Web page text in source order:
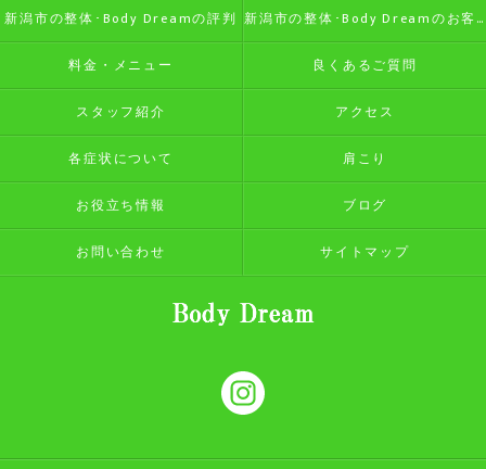
新潟市の整体･Body Dreamの評判 新潟市の整体･Body Dreamのお客様の声
料金・メニュー 良くあるご質問
スタッフ紹介 アクセス
各症状について 肩こり
お役立ち情報 ブログ
お問い合わせ サイトマップ